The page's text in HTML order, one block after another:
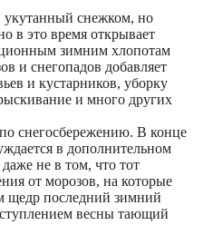
укутанный снежком, но
в это время открывает
зимним хлопотам
и снегопадов добавляет
и кустарников, уборку
и много других
снегосбережению. В конце
в дополнительном
не в том, что тот
от морозов, на которые
щедр последний зимний
весны тающий